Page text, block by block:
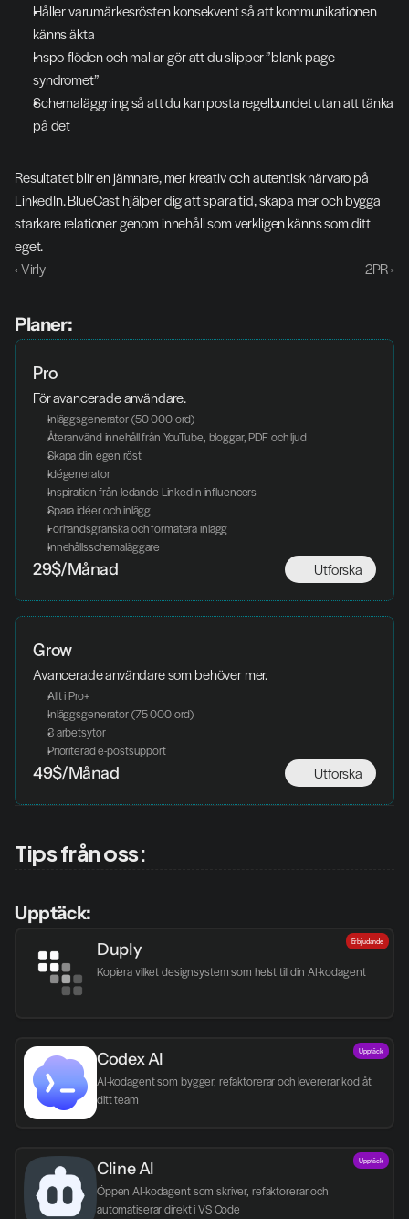
Håller varumärkesrösten konsekvent så att kommunikationen
känns äkta
Inspo-flöden och mallar gör att du slipper ”blank page-
syndromet”
Schemaläggning så att du kan posta regelbundet utan att tänka
på det
Resultatet blir en jämnare, mer kreativ och autentisk närvaro på
LinkedIn. BlueCast hjälper dig att spara tid, skapa mer och bygga
starkare relationer genom innehåll som verkligen känns som ditt
eget.
‹ Virly
2PR ›
Planer:
Pro
För avancerade användare.
Inläggsgenerator (50 000 ord)
Återanvänd innehåll från YouTube, bloggar, PDF och ljud
Skapa din egen röst
Idégenerator
Inspiration från ledande LinkedIn-influencers
Spara idéer och inlägg
Förhandsgranska och formatera inlägg
Innehållsschemaläggare
Utforska
29$/Månad
Grow
Avancerade användare som behöver mer.
Allt i Pro+
Inläggsgenerator (75 000 ord)
3 arbetsytor
Prioriterad e-postsupport
Utforska
49$/Månad
Tips från oss:
Upptäck:
Duply
Kopiera vilket designsystem som helst till din AI-kodagent
Erbjudande
Codex AI
AI-kodagent som bygger, refaktorerar och levererar kod åt
ditt team
Upptäck
Cline AI
Öppen AI-kodagent som skriver, refaktorerar och
automatiserar direkt i VS Code
Upptäck